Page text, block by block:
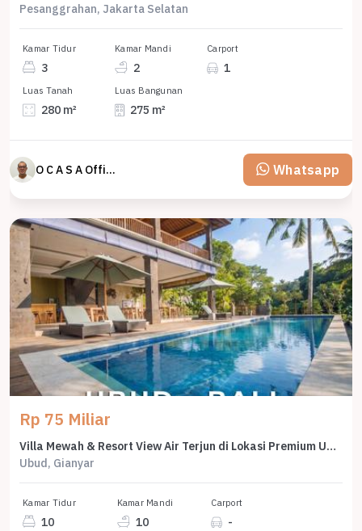
Pesanggrahan, Jakarta Selatan
Kamar Tidur
3
Kamar Mandi
2
Carport
1
Luas Tanah
280 m²
Luas Bangunan
275 m²
O C A S A Official property perfected Whatsapp
Rp 75 Miliar
Villa Mewah & Resort View Air Terjun di Lokasi Premium Ubud Bali
Ubud, Gianyar
Kamar Tidur
10
Kamar Mandi
10
Carport
-